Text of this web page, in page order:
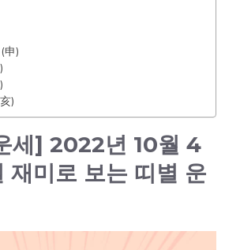
申)
)
세] 2022년 10월 4
재미로 보는 띠별 운